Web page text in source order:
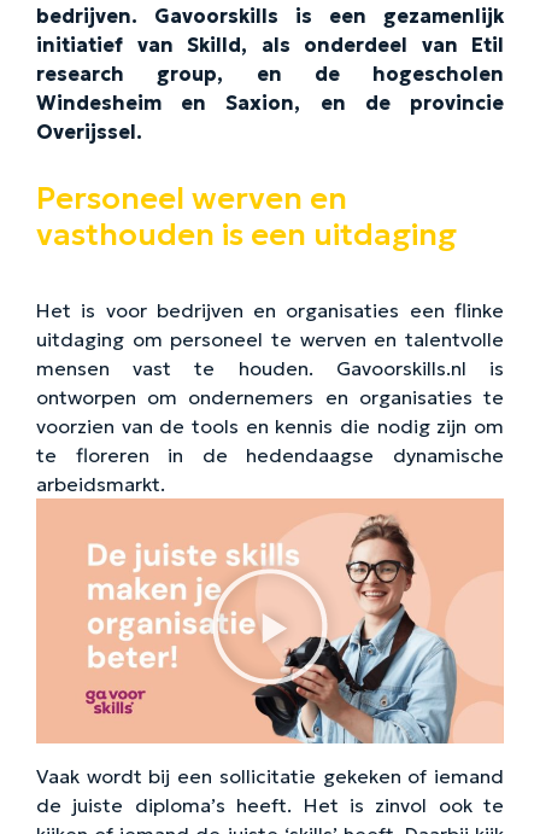
bedrijven. Gavoorskills is een gezamenlijk
initiatief van Skilld, als onderdeel van Etil
research group, en de hogescholen
Windesheim en Saxion, en de provincie
Overijssel.
Personeel werven en
vasthouden is een uitdaging
Het is voor bedrijven en organisaties een flinke
uitdaging om personeel te werven en talentvolle
mensen vast te houden. Gavoorskills.nl is
ontworpen om ondernemers en organisaties te
voorzien van de tools en kennis die nodig zijn om
te floreren in de hedendaagse dynamische
arbeidsmarkt.
Vaak wordt bij een sollicitatie gekeken of iemand
de juiste diploma’s heeft. Het is zinvol ook te